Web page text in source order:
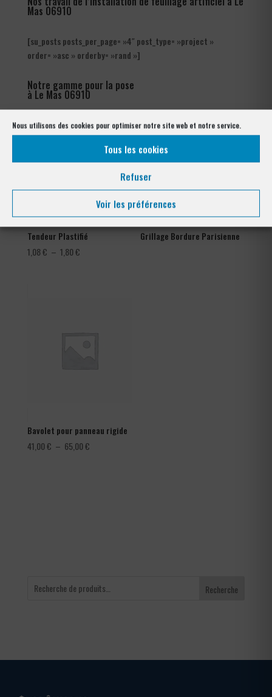
Nous utilisons des cookies pour optimiser notre site web et notre service.
Tous les cookies
Refuser
Voir les préférences
Mas 06910
[su_posts posts_per_page= »4″ post_type= »project »
order= »asc » orderby= »rand »]
Notre gamme pour la pose
à Le Mas 06910
Tendeur Plastifié
1,08€ – 1,80€Plage
Grillage Bordure Parisienne
Bavolet pour panneau rigide
41,00€ – 65,00€Plage
Recherche